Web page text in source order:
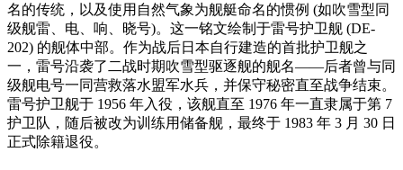
名的传统，以及使用自然气象为舰艇命名的惯例 (如吹雪型同
级舰雷、电、响、晓号)。这一铭文绘制于雷号护卫舰 (DE-
202) 的舰体中部。作为战后日本自行建造的首批护卫舰之
一，雷号沿袭了二战时期吹雪型驱逐舰的舰名——后者曾与同
级舰电号一同营救落水盟军水兵，并保守秘密直至战争结束。
雷号护卫舰于 1956 年入役，该舰直至 1976 年一直隶属于第 7
护卫队，随后被改为训练用储备舰，最终于 1983 年 3 月 30 日
正式除籍退役。